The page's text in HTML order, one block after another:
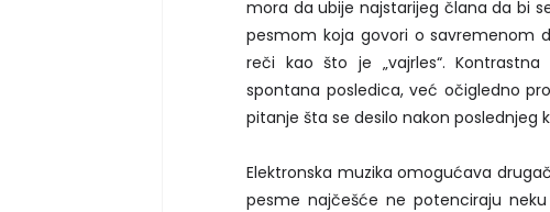
mora da ubije najstarijeg člana da bi
pesmom koja govori o savremenom
reči kao što je „vajrles“.
spontana posledica, već očigledno
pitanje šta se desilo nakon poslednjeg
Elektronska muzika omogućava
pesme najčešće ne potenciraju